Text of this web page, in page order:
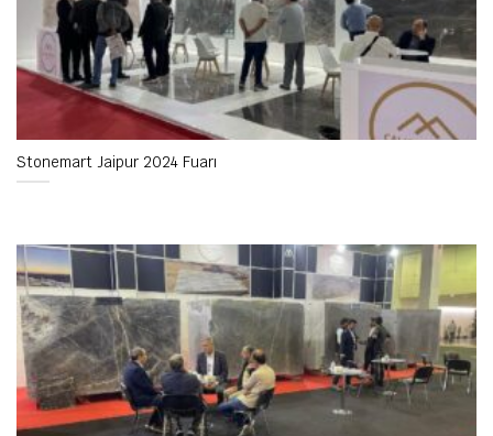
Stonemart Jaipur 2024 Fuarı